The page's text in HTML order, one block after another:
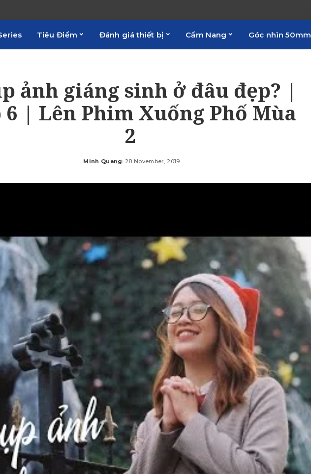
Tiêu Điểm Đánh giá thiết bị Cẩm Nang Góc nhìn 50mm
ảnh giáng sinh ở đâu đẹp? |
6 | Lên Phim Xuống Phố Mùa
2
Posted
Minh Quang 28 November, 2019